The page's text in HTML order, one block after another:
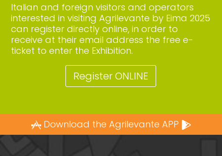
Italian and foreign visitors and operators
interested in visiting Agrilevante by Eima 2025
can register directly online, in order to
receive at their email address the free e-
ticket to enter the Exhibition.
Register ONLINE
Download the Agrilevante APP